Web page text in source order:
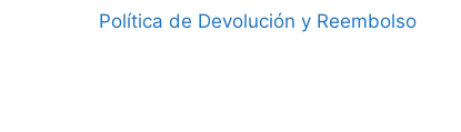
Política de Devolución y Reembolso